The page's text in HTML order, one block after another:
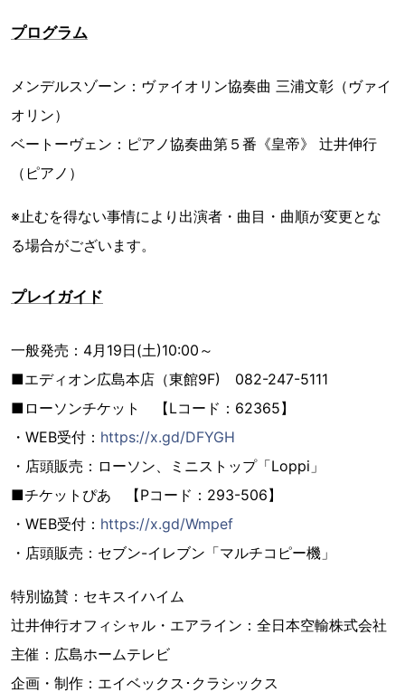
プログラム
メンデルスゾーン：ヴァイオリン協奏曲 三浦文彰（ヴァイ
オリン）
ベートーヴェン：ピアノ協奏曲第５番《皇帝》 辻井伸行
（ピアノ）
※止むを得ない事情により出演者・曲目・曲順が変更とな
る場合がございます。
プレイガイド
一般発売：4月19日(土)10:00～
■エディオン広島本店（東館9F) 082-247-5111
■ローソンチケット 【Lコード：62365】
・WEB受付： https://x.gd/DFYGH
・店頭販売：ローソン、ミニストップ「Loppi」
■チケットぴあ 【Pコード：293-506】
・WEB受付： https://x.gd/Wmpef
・店頭販売：セブン-イレブン「マルチコピー機」
特別協賛：セキスイハイム
辻井伸行オフィシャル・エアライン：全日本空輸株式会社
主催：広島ホームテレビ
企画・制作：エイベックス･クラシックス